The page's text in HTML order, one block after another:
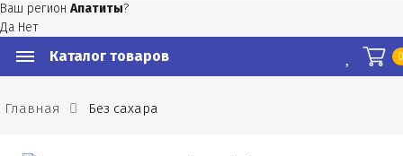
Ваш регион Апатиты?
Да Нет
Каталог товаров
Главная Без сахара